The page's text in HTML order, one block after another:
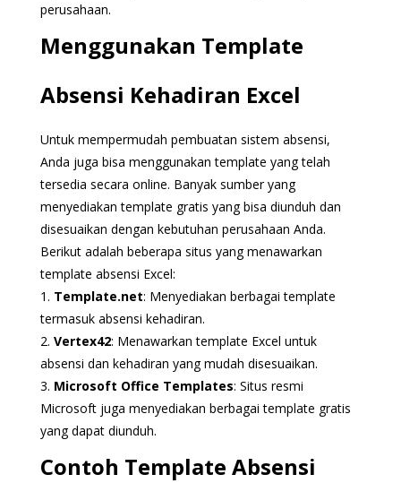
perusahaan.
Menggunakan Template
Absensi Kehadiran Excel
Untuk mempermudah pembuatan sistem absensi,
Anda juga bisa menggunakan template yang telah
tersedia secara online. Banyak sumber yang
menyediakan template gratis yang bisa diunduh dan
disesuaikan dengan kebutuhan perusahaan Anda.
Berikut adalah beberapa situs yang menawarkan
template absensi Excel:
1. Template.net: Menyediakan berbagai template
termasuk absensi kehadiran.
2. Vertex42: Menawarkan template Excel untuk
absensi dan kehadiran yang mudah disesuaikan.
3. Microsoft Office Templates: Situs resmi
Microsoft juga menyediakan berbagai template gratis
yang dapat diunduh.
Contoh Template Absensi